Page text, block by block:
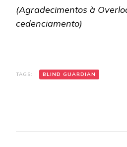
(Agradecimentos à
cedenciamento)
TAGS: BLIND GUARDIAN